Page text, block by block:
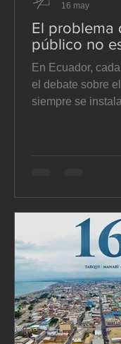
El problema
público no
En Ecuador,
el debate sobre
siempre se
formularse mal
presenta como si
fuera cuánto
público, cuando
pregunta p
16 may